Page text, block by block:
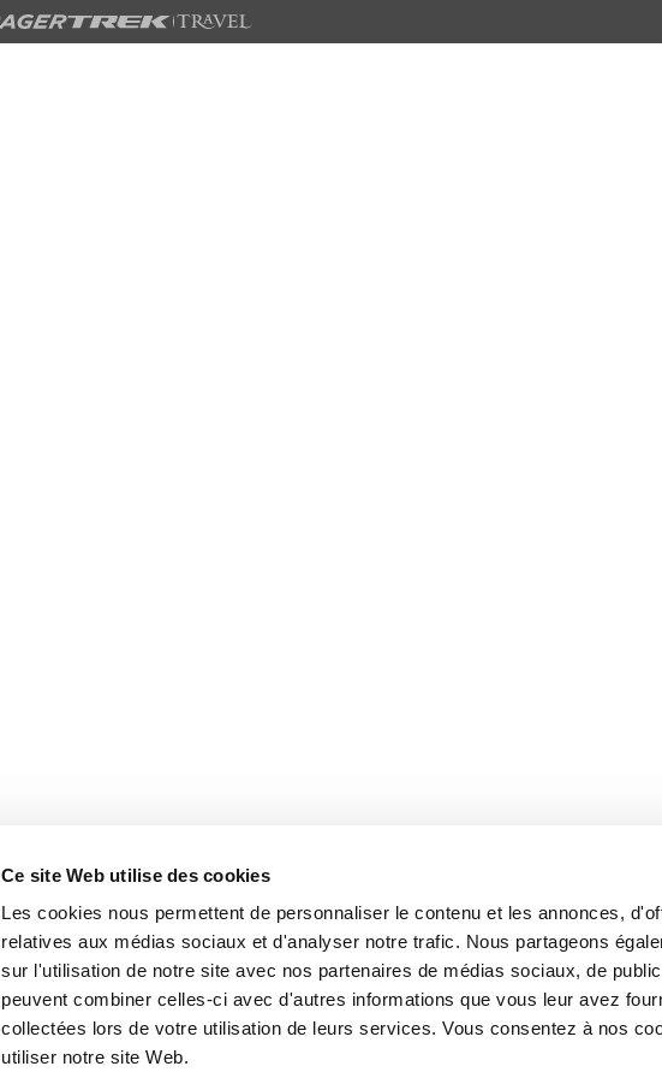
Ce site Web utilise des cookies
Les cookies nous permettent de personnaliser le contenu et les annonces,
relatives aux médias sociaux et d'analyser notre trafic. Nous partageons
sur l'utilisation de notre site avec nos partenaires de médias sociaux, de
peuvent combiner celles-ci avec d'autres informations que vous leur avez
collectées lors de votre utilisation de leurs services. Vous consentez à nos
utiliser notre site Web.